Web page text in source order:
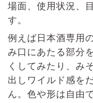
場面、使用状況、
す。
例えば日本酒専用
み口にあたる部分
くしてみたり、み
出しワイルド感を
ん。色や形は自由で